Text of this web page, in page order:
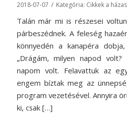
2018-07-07 / Kategória: Cikkek a
Talán már mi is részesei
párbeszédnek. A feleség
könnyedén a kanapéra
„Drágám, milyen napod
napom volt. Felavattuk az
engem bíztak meg az
program vezetésével. Annyira
ki, csak […]